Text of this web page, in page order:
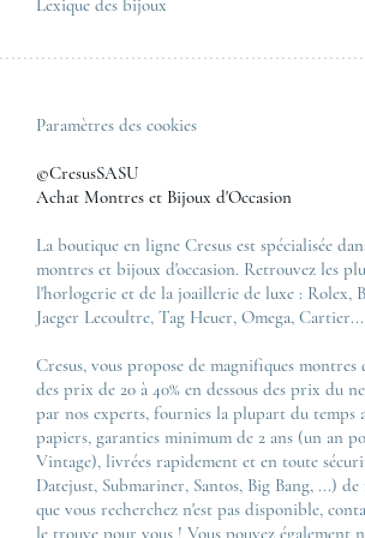
Paramètres des cookies
©CresusSASU
Achat Montres et Bijoux d'Occasion
La boutique en ligne Cresus est spécialisée
montres et bijoux d'occasion. Retrouvez les
l'horlogerie et de la joaillerie de luxe : Rolex,
Jaeger Lecoultre, Tag Heuer, Omega, Cartier
Cresus, vous propose de magnifiques montres
des prix de 20 à 40% en dessous des prix du
par nos experts, fournies la plupart du temps
papiers, garanties minimum de 2 ans (un an
Vintage), livrées rapidement et en toute
Datejust, Submariner, Santos, Big Bang, ...) de
que vous recherchez n'est pas disponible,
le trouve pour vous ! Vous pouvez également